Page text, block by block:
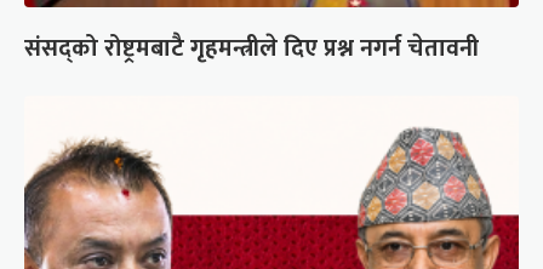
संसद्को रोष्ट्रमबाटै गृहमन्त्रीले दिए प्रश्न नगर्न चेतावनी